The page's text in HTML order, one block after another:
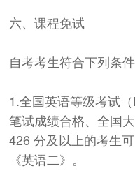
六、课程免试
自考考生符合下列条
1.全国英语等级考试
笔试成绩合格、全国
426 分及以上的考生
《英语二》。